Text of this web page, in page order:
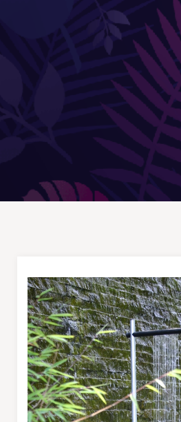
CÔTÉ EAU
Douches
DÉCORATIONS ET
Parasols droits
Voiles
Accessoires et pieds
CÔTÉ LUMIÈRE